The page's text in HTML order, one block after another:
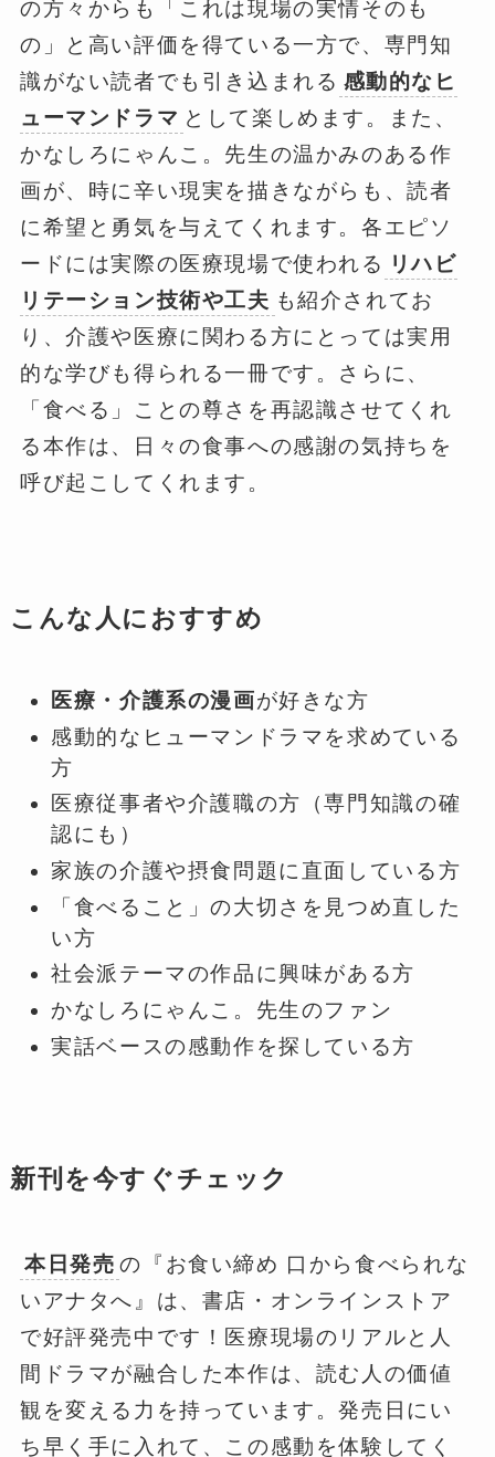
の方々からも「これは現場の実情そのも
の」と高い評価を得ている一方で、専門知
識がない読者でも引き込まれる 感動的なヒ
ューマンドラマ として楽しめます。また、
かなしろにゃんこ。先生の温かみのある作
画が、時に辛い現実を描きながらも、読者
に希望と勇気を与えてくれます。各エピソ
ードには実際の医療現場で使われる リハビ
リテーション技術や工夫 も紹介されてお
り、介護や医療に関わる方にとっては実用
的な学びも得られる一冊です。さらに、
「食べる」ことの尊さを再認識させてくれ
る本作は、日々の食事への感謝の気持ちを
呼び起こしてくれます。
こんな人におすすめ
医療・介護系の漫画が好きな方
感動的なヒューマンドラマを求めている
方
医療従事者や介護職の方（専門知識の確
認にも）
家族の介護や摂食問題に直面している方
「食べること」の大切さを見つめ直した
い方
社会派テーマの作品に興味がある方
かなしろにゃんこ。先生のファン
実話ベースの感動作を探している方
新刊を今すぐチェック
本日発売 の『お食い締め 口から食べられな
いアナタへ』は、書店・オンラインストア
で好評発売中です！医療現場のリアルと人
間ドラマが融合した本作は、読む人の価値
観を変える力を持っています。発売日にい
ち早く手に入れて、この感動を体験してく